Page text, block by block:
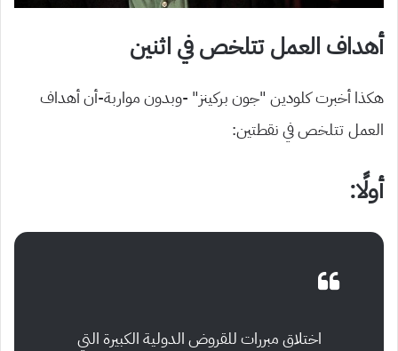
أهداف العمل تتلخص في اثنين
هكذا أخبرت كلودين “جون بركينز” -وبدون مواربة-أن أهداف
العمل تتلخص في نقطتين:
أولًا:
اختلاق مبررات للقروض الدولية الكبيرة التي